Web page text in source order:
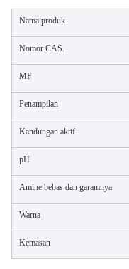
Nama produk
Nomor CAS.
MF
Penampilan
Kandungan aktif
pH
Amine bebas dan garamnya
Warna
Kemasan